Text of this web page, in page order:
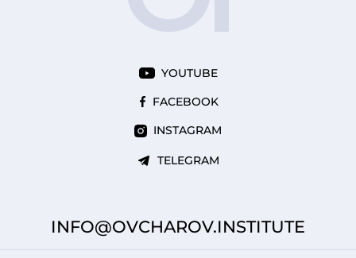
YOUTUBE
FACEBOOK
INSTAGRAM
TELEGRAM
INFO@OVCHAROV.INSTITUTE